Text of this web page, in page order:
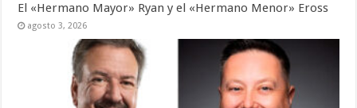
El «Hermano Mayor» Ryan y el «Hermano Menor» Eross
agosto 3, 2026